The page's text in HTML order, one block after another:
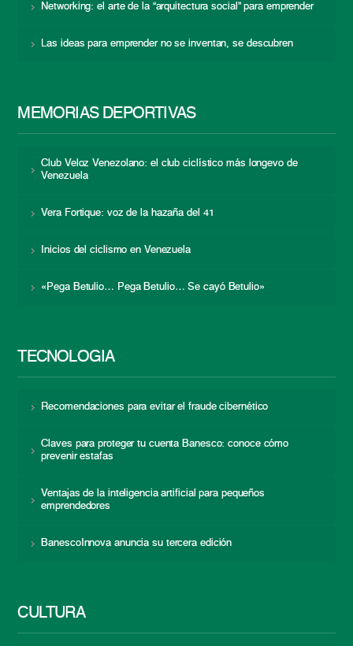
Networking: el arte de la “arquitectura social” para emprender
Las ideas para emprender no se inventan, se descubren
MEMORIAS DEPORTIVAS
Club Veloz Venezolano: el club ciclístico más longevo de
Venezuela
Vera Fortique: voz de la hazaña del 41
Inicios del ciclismo en Venezuela
«Pega Betulio… Pega Betulio… Se cayó Betulio»
TECNOLOGÍA
Recomendaciones para evitar el fraude cibernético
Claves para proteger tu cuenta Banesco: conoce cómo
prevenir estafas
Ventajas de la inteligencia artificial para pequeños
emprendedores
BanescoInnova anuncia su tercera edición
CULTURA